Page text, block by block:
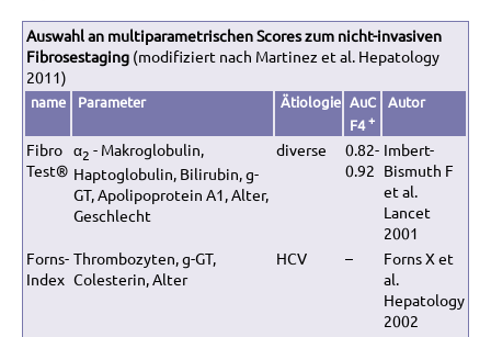
Auswahl an multiparametrischen Scores zum nicht-invasiven
Fibrosestaging (modifiziert nach Martinez et al. Hepatology
2011)
name Parameter Ätiologie AuC
F4+
Autor
Fibro
Test®
α2 - Makroglobulin,
Haptoglobulin, Bilirubin, g-
GT, Apolipoprotein A1, Alter,
Geschlecht
diverse
0.82-
0.92
Imbert-
Bismuth F
et al.
Lancet
2001
Forns-
Index
Thrombozyten, g-GT,
Colesterin, Alter
HCV –
Forns X et
al.
Hepatology
2002